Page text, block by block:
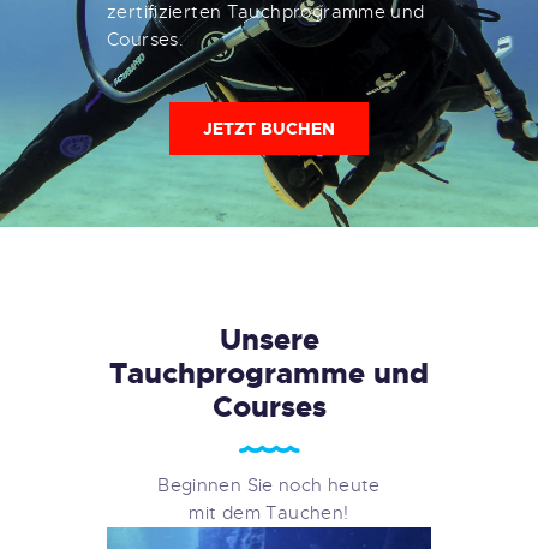
zertifizierten Tauchprogramme und
Courses.
JETZT BUCHEN
Unsere
Tauchprogramme und
Courses
Beginnen Sie noch heute
mit dem Tauchen!